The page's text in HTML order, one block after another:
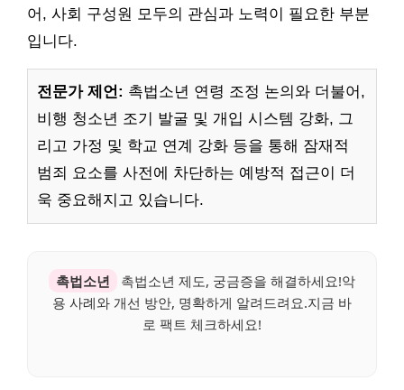
어, 사회 구성원 모두의 관심과 노력이 필요한 부분
입니다.
전문가 제언: 촉법소년 연령 조정 논의와 더불어,
비행 청소년 조기 발굴 및 개입 시스템 강화, 그
리고 가정 및 학교 연계 강화 등을 통해 잠재적
범죄 요소를 사전에 차단하는 예방적 접근이 더
욱 중요해지고 있습니다.
촉법소년
촉법소년 제도, 궁금증을 해결하세요!악
용 사례와 개선 방안, 명확하게 알려드려요.지금 바
로 팩트 체크하세요!